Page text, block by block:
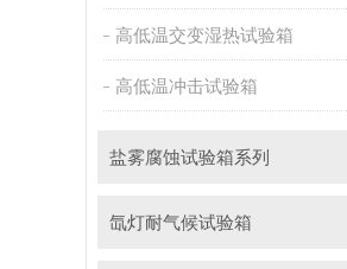
高低温交变湿热试验箱
高低温冲击试验箱
盐雾腐蚀试验箱系列
氙灯耐气候试验箱